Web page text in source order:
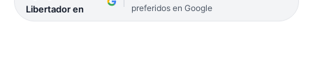
Libertador en
preferidos en Google